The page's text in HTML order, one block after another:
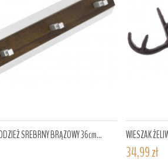
SREBRNY BRĄZOWY 36cm... WIESZAK
34,99 zł